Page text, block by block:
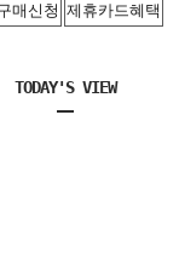
매신청 제휴카드혜택
TODAY'S VIEW